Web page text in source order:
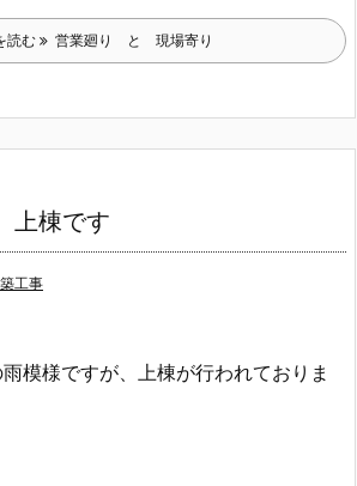
読む 営業廻り と 現場寄り
棟です
工事
模様ですが、上棟が行われておりま